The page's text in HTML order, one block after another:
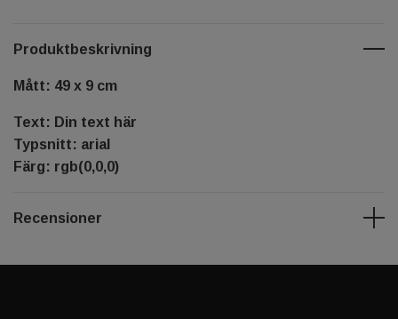
Produktbeskrivning
Mått: 49 x 9 cm
Text: Din text här
Typsnitt: arial
Färg: rgb(0,0,0)
Recensioner